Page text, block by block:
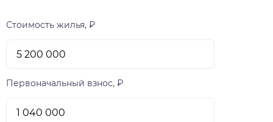
Стоимость жилья, ₽
Первоначальный взнос, ₽